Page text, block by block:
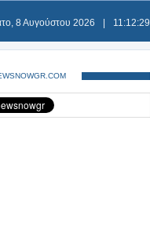
8 Αυγούστου 2026 11:12:29